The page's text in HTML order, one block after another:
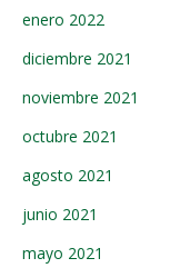
enero 2022
diciembre 2021
noviembre 2021
octubre 2021
agosto 2021
junio 2021
mayo 2021